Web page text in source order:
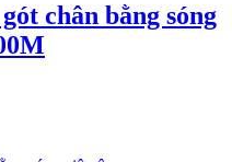
chân bằng sóng